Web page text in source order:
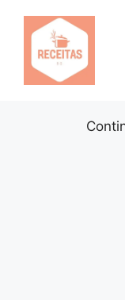
conteúdo